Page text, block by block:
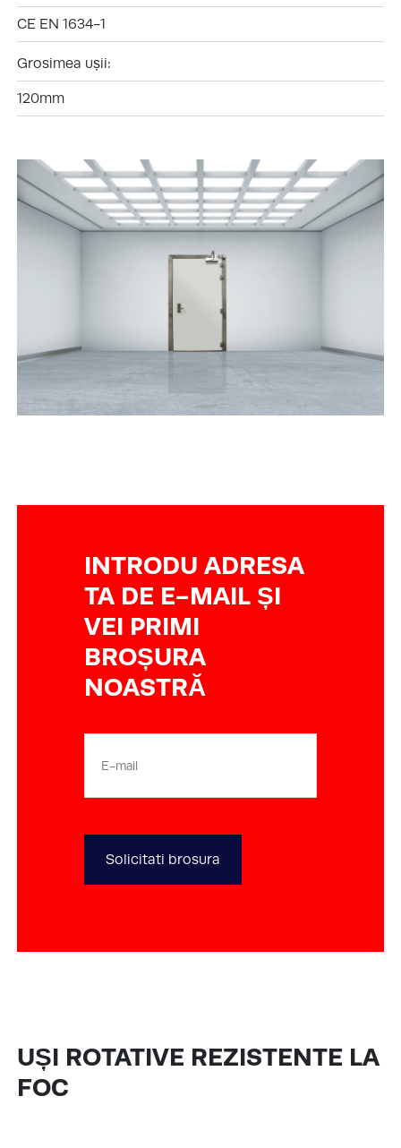
CE EN 1634-1
Grosimea ușii:
120mm
INTRODU ADRESA
TA DE E-MAIL ȘI
VEI PRIMI
BROȘURA
NOASTRĂ
mail
UȘI ROTATIVE REZISTENTE LA
FOC